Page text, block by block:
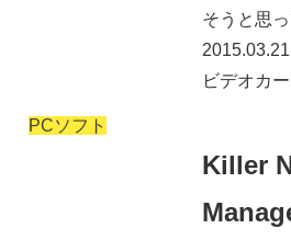
そうと思
2015.03.21
ビデオカ
PCソフト
Killer